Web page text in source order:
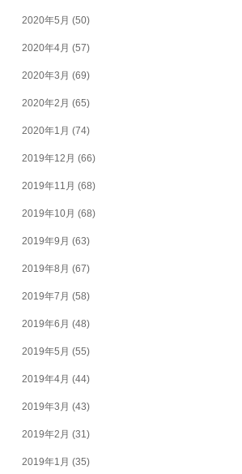
2020年5月 (50)
2020年4月 (57)
2020年3月 (69)
2020年2月 (65)
2020年1月 (74)
2019年12月 (66)
2019年11月 (68)
2019年10月 (68)
2019年9月 (63)
2019年8月 (67)
2019年7月 (58)
2019年6月 (48)
2019年5月 (55)
2019年4月 (44)
2019年3月 (43)
2019年2月 (31)
2019年1月 (35)